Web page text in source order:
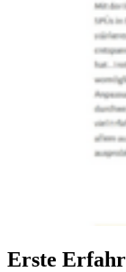
Erste